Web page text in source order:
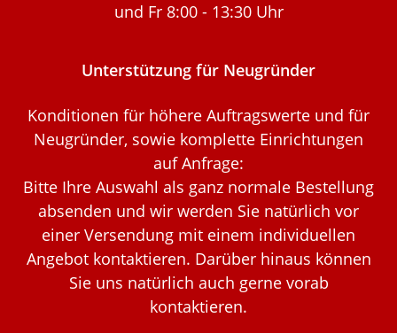
und Fr 8:00 - 13:30 Uhr
Unterstützung für Neugründer
Konditionen für höhere Auftragswerte und für
Neugründer, sowie komplette Einrichtungen
auf Anfrage:
Bitte Ihre Auswahl als ganz normale Bestellung
absenden und wir werden Sie natürlich vor
einer Versendung mit einem individuellen
Angebot kontaktieren. Darüber hinaus können
Sie uns natürlich auch gerne vorab
kontaktieren.